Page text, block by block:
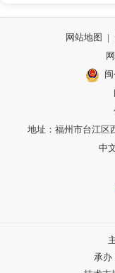
网站地图 |
地址：福州市台江区
中
承办